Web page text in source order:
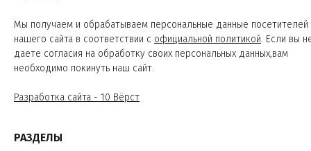
Мы получаем и обрабатываем персональные данные посетителей
нашего сайта в соответствии с официальной политикой. Если вы
даете согласия на обработку своих персональных данных,вам
необходимо покинуть наш сайт.
Разработка сайта - 10 Вёрст
РАЗДЕЛЫ